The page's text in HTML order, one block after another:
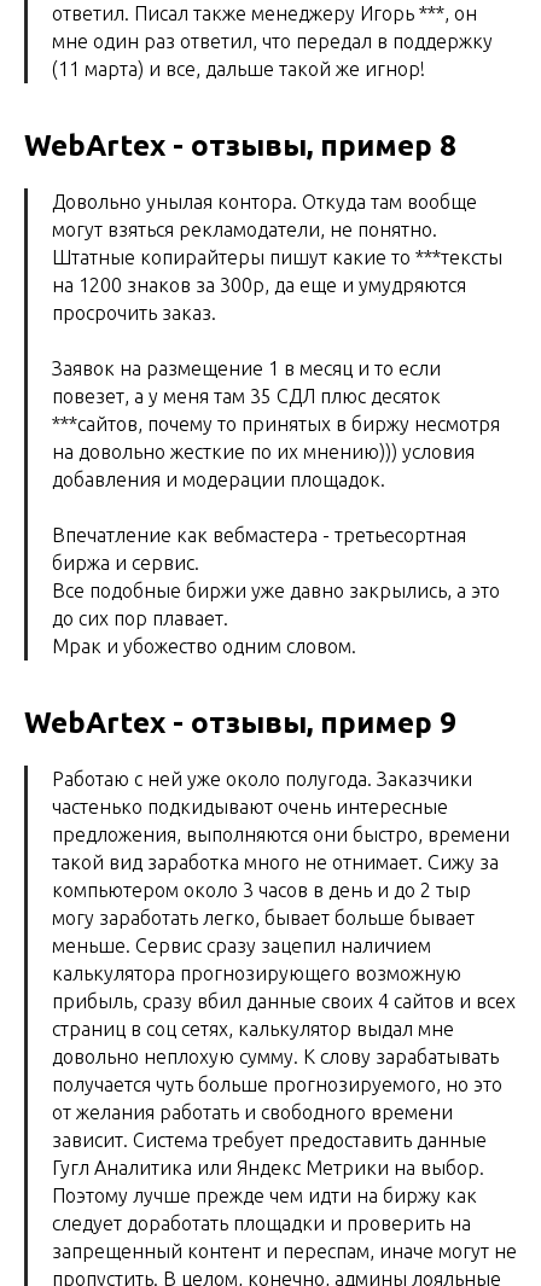
ответил. Писал также менеджеру Игорь ***, он
мне один раз ответил, что передал в поддержку
(11 марта) и все, дальше такой же игнор!
WebArtex - отзывы, пример 8
Довольно унылая контора. Откуда там вообще
могут взяться рекламодатели, не понятно.
Штатные копирайтеры пишут какие то ***тексты
на 1200 знаков за 300р, да еще и умудряются
просрочить заказ.
Заявок на размещение 1 в месяц и то если
повезет, а у меня там 35 СДЛ плюс десяток
***сайтов, почему то принятых в биржу несмотря
на довольно жесткие по их мнению))) условия
добавления и модерации площадок.
Впечатление как вебмастера - третьесортная
биржа и сервис.
Все подобные биржи уже давно закрылись, а это
до сих пор плавает.
Мрак и убожество одним словом.
WebArtex - отзывы, пример 9
Работаю с ней уже около полугода. Заказчики
частенько подкидывают очень интересные
предложения, выполняются они быстро, времени
такой вид заработка много не отнимает. Сижу за
компьютером около 3 часов в день и до 2 тыр
могу заработать легко, бывает больше бывает
меньше. Сервис сразу зацепил наличием
калькулятора прогнозирующего возможную
прибыль, сразу вбил данные своих 4 сайтов и всех
страниц в соц сетях, калькулятор выдал мне
довольно неплохую сумму. К слову зарабатывать
получается чуть больше прогнозируемого, но это
от желания работать и свободного времени
зависит. Система требует предоставить данные
Гугл Аналитика или Яндекс Метрики на выбор.
Поэтому лучше прежде чем идти на биржу как
следует доработать площадки и проверить на
запрещенный контент и переспам, иначе могут не
пропустить. В целом, конечно, админы лояльные